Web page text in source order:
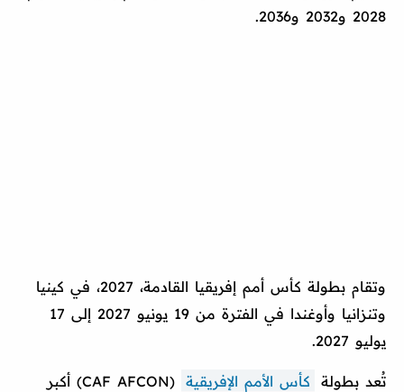
2028 و2032 و2036.
وتقام بطولة كأس أمم إفريقيا القادمة، 2027، في كينيا
وتنزانيا وأوغندا في الفترة من 19 يونيو 2027 إلى 17
يوليو 2027.
تُعد بطولة كأس الأمم الإفريقية
(CAF AFCON) أكبر